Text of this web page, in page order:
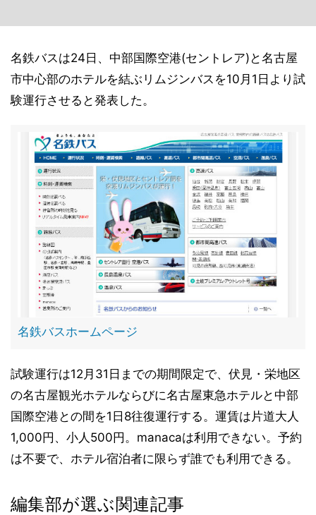
名鉄バスは24日、中部国際空港(セントレア)と名古屋
市中心部のホテルを結ぶリムジンバスを10月1日より試
験運行させると発表した。
名鉄バスホームページ
試験運行は12月31日までの期間限定で、伏見・栄地区
の名古屋観光ホテルならびに名古屋東急ホテルと中部
国際空港との間を1日8往復運行する。運賃は片道大人
1,000円、小人500円。manacaは利用できない。予約
は不要で、ホテル宿泊者に限らず誰でも利用できる。
編集部が選ぶ関連記事